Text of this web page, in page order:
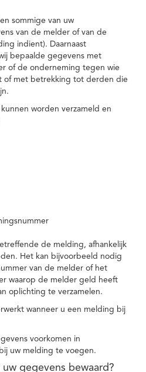
sommige van uw
van de melder of van de
indient). Daarnaast
bepaalde gegevens met
of de onderneming tegen wie
of met betrekking tot derden die
worden verzameld en
de melding, afhankelijk
Het kan bijvoorbeeld nodig
van de melder of het
waarop de melder geld heeft
oplichting te verzamelen.
wanneer u een melding bij
voorkomen in
uw melding te voegen.
gegevens bewaard?